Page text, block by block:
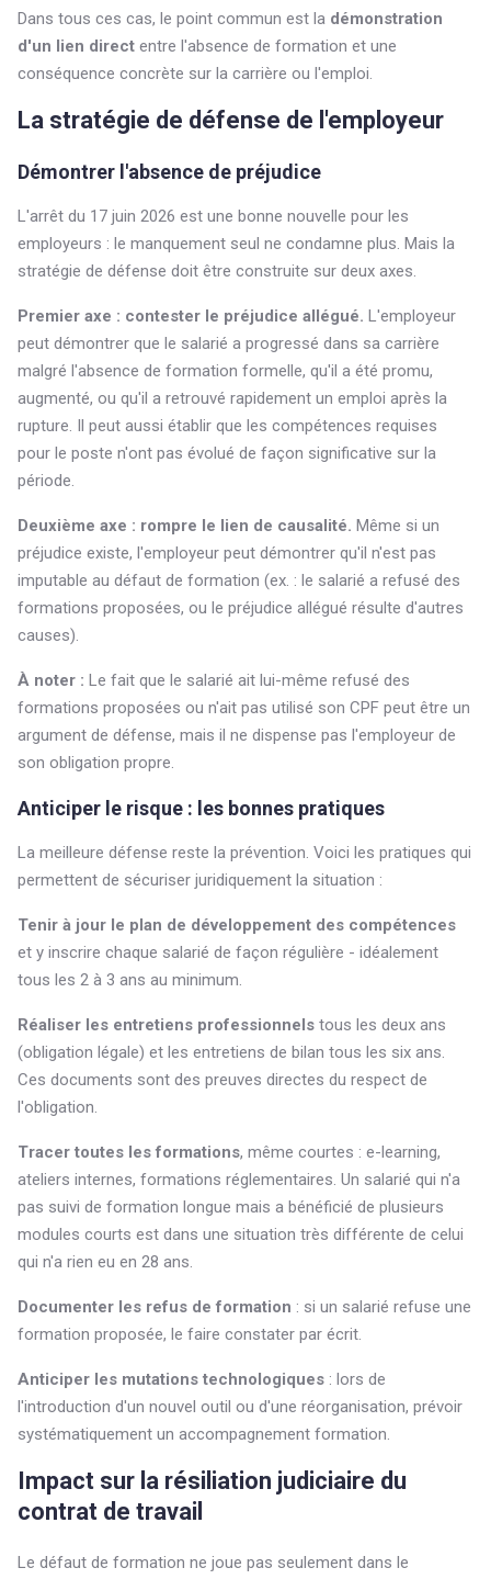
Dans tous ces cas, le point commun est la démonstration
d'un lien direct entre l'absence de formation et une
conséquence concrète sur la carrière ou l'emploi.
La stratégie de défense de l'employeur
Démontrer l'absence de préjudice
L'arrêt du 17 juin 2026 est une bonne nouvelle pour les
employeurs : le manquement seul ne condamne plus. Mais la
stratégie de défense doit être construite sur deux axes.
Premier axe : contester le préjudice allégué. L'employeur
peut démontrer que le salarié a progressé dans sa carrière
malgré l'absence de formation formelle, qu'il a été promu,
augmenté, ou qu'il a retrouvé rapidement un emploi après la
rupture. Il peut aussi établir que les compétences requises
pour le poste n'ont pas évolué de façon significative sur la
période.
Deuxième axe : rompre le lien de causalité. Même si un
préjudice existe, l'employeur peut démontrer qu'il n'est pas
imputable au défaut de formation (ex. : le salarié a refusé des
formations proposées, ou le préjudice allégué résulte d'autres
causes).
À noter : Le fait que le salarié ait lui-même refusé des
formations proposées ou n'ait pas utilisé son CPF peut être un
argument de défense, mais il ne dispense pas l'employeur de
son obligation propre.
Anticiper le risque : les bonnes pratiques
La meilleure défense reste la prévention. Voici les pratiques qui
permettent de sécuriser juridiquement la situation :
Tenir à jour le plan de développement des compétences
et y inscrire chaque salarié de façon régulière - idéalement
tous les 2 à 3 ans au minimum.
Réaliser les entretiens professionnels tous les deux ans
(obligation légale) et les entretiens de bilan tous les six ans.
Ces documents sont des preuves directes du respect de
l'obligation.
Tracer toutes les formations, même courtes : e-learning,
ateliers internes, formations réglementaires. Un salarié qui n'a
pas suivi de formation longue mais a bénéficié de plusieurs
modules courts est dans une situation très différente de celui
qui n'a rien eu en 28 ans.
Documenter les refus de formation : si un salarié refuse une
formation proposée, le faire constater par écrit.
Anticiper les mutations technologiques : lors de
l'introduction d'un nouvel outil ou d'une réorganisation, prévoir
systématiquement un accompagnement formation.
Impact sur la résiliation judiciaire du
contrat de travail
Le défaut de formation ne joue pas seulement dans le